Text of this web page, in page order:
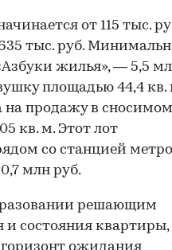
от 115 тыс.
тыс. руб.
жилья», — 5,5
площадью 44,4 кв.
на продажу в сносимом
кв. м. Этот лот
со станцией метро
млн руб.
решающим
состояния квартиры,